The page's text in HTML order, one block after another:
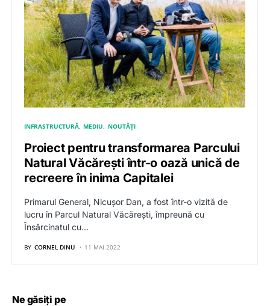
INFRASTRUCTURĂ MEDIU NOUTĂȚI
Proiect pentru transformarea Parcului
Natural Văcărești într-o oază unică de
recreere în inima Capitalei
Primarul General, Nicușor Dan, a fost într-o vizită de
lucru în Parcul Natural Văcărești, împreună cu
Însărcinatul cu…
BY CORNEL DINU 11 MAI 2022
Ne găsiți pe